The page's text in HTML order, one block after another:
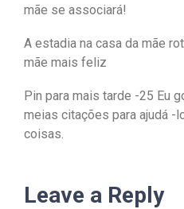
mãe se associará!
A estadia na casa da mãe
mãe mais feliz
Pin para mais tarde -25 Eu
meias citações para ajudá -
coisas.
Leave a Reply